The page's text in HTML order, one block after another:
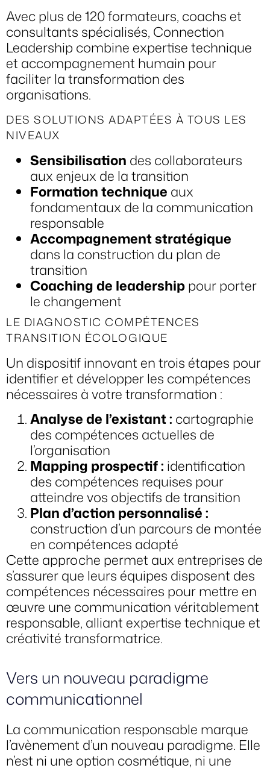
Avec plus de 120 formateurs, coachs et
consultants spécialisés, Connection
Leadership combine expertise technique
et accompagnement humain pour
faciliter la transformation des
organisations.
DES SOLUTIONS ADAPTÉES À TOUS LES
NIVEAUX
Sensibilisation des collaborateurs
aux enjeux de la transition
Formation technique aux
fondamentaux de la communication
responsable
Accompagnement stratégique
dans la construction du plan de
transition
Coaching de leadershippour porter
le changement
LE DIAGNOSTIC COMPÉTENCES
TRANSITION ÉCOLOGIQUE
Un dispositif innovant en trois étapes pour
identifier et développer les compétences
nécessaires à votre transformation :
Analyse de l’existant : cartographie
des compétences actuelles de
l’organisation
Mapping prospectif : identification
des compétences requises pour
atteindre vos objectifs de transition
Plan d’action personnalisé :
construction d’un parcours de montée
en compétences adapté
Cette approche permet aux entreprises de
s’assurer que leurs équipes disposent des
compétences nécessaires pour mettre en
œuvre une communication véritablement
responsable, alliant expertise technique et
créativité transformatrice.
Vers un nouveau paradigme
communicationnel
La communication responsable marque
l’avènement d’un nouveau paradigme. Elle
n’est ni une option cosmétique, ni une